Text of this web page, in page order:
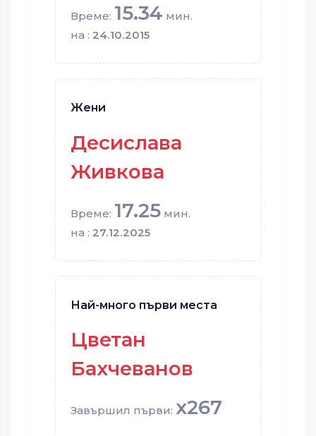
Време: 15.34 мин.
на : 24.10.2015
Жени
Десислава
Живкова
Време: 17.25 мин.
на : 27.12.2025
Най-много първи места
Цветан
Бахчеванов
Завършил първи: x267